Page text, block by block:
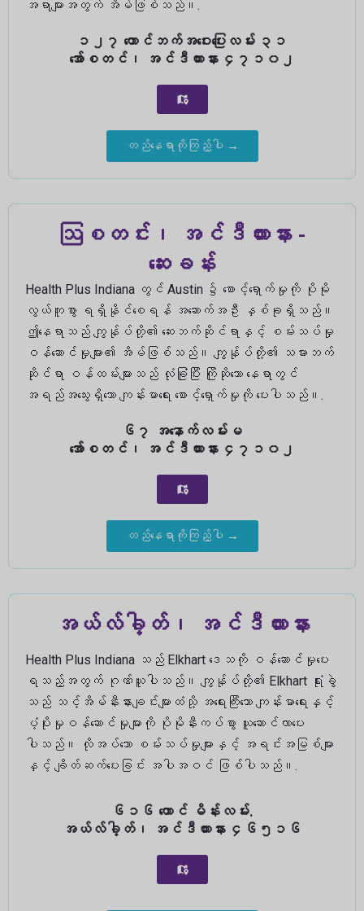
အရာများအတွက် အိမ်ဖြစ်သည်။.
၁၂၇ တောင်ဘက်အဝေးပြေးလမ်း ၃၁
အော်စတင်၊ အင်ဒီယားနား ၄၇၁၀၂
တည်နေရာကိုကြည့်ပါ →
ဩစတင်း၊ အင်ဒီယားနား -
ဆေးခန်း
Health Plus Indiana တွင် Austin ၌ စောင့်ရှောက်မှုကို ပိုမို
လွယ်ကူစွာ ရရှိနိုင်စေရန် အဆောက်အဦး နှစ်ခုရှိသည်။
ဤနေရာသည် ကျွန်ုပ်တို့၏ ဆေးဘက်ဆိုင်ရာနှင့် စမ်းသပ်မှု
ဝန်ဆောင်မှုများ၏ အိမ်ဖြစ်သည်။ ကျွန်ုပ်တို့၏ သမားဘက်
ဆိုင်ရာ ဝန်ထမ်းများသည် လုံခြုံပြီး ကြိုဆိုသော နေရာတွင်
အရည်အသွေးရှိသော ကျန်းမာရေး စောင့်ရှောက်မှုကို ပေးပါသည်။.
၆၇ အနောက်လမ်းမ
အော်စတင်၊ အင်ဒီယားနား ၄၇၁၀၂
တည်နေရာကိုကြည့်ပါ →
အယ်လ်ခါ့တ်၊ အင်ဒီယားနား
Health Plus Indiana သည် Elkhart ဒေသကို ဝန်ဆောင်မှုပေး
ရသည့်အတွက် ဂုဏ်ယူပါသည်။ ကျွန်ုပ်တို့၏ Elkhart ရုံးခွဲ
သည် သင့်အိမ်နီးနားချင်းများထံသို့ အရေးကြီးသော ကျန်းမာရေးနှင့်
ပံ့ပိုးမှုဝန်ဆောင်မှုများကို ပိုမိုနီးကပ်စွာ ယူဆောင်လာပေး
ပါသည်။ လိုအပ်သော စမ်းသပ်မှုများနှင့် အရင်းအမြစ်များ
နှင့် ချိတ်ဆက်ပေးခြင်း အပါအဝင် ဖြစ်ပါသည်။.
၆၁၆ တောင် မိန်းလမ်း.
အယ်လ်ခါ့တ်၊ အင်ဒီယားနား ၄၆၅၁၆